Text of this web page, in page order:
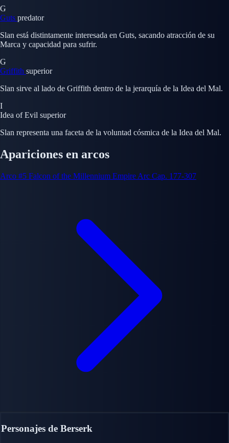
G
Guts predator
Slan está distintamente interesada en Guts, sacando atracción de su
Marca y capacidad para sufrir.
G
Griffith superior
Slan sirve al lado de Griffith dentro de la jerarquía de la Idea del Mal.
I
Idea of Evil superior
Slan representa una faceta de la voluntad cósmica de la Idea del Mal.
Apariciones en arcos
Arco #5 Falcon of the Millennium Empire Arc Cap. 177-307
Personajes de Berserk